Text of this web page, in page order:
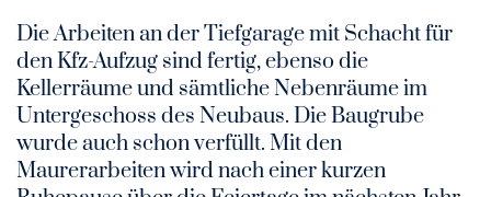
Die Arbeiten an der Tiefgarage mit Schacht für
den Kfz-Aufzug sind fertig, ebenso die
Kellerräume und sämtliche Nebenräume im
Untergeschoss des Neubaus. Die Baugrube
wurde auch schon verfüllt. Mit den
Maurerarbeiten wird nach einer kurzen